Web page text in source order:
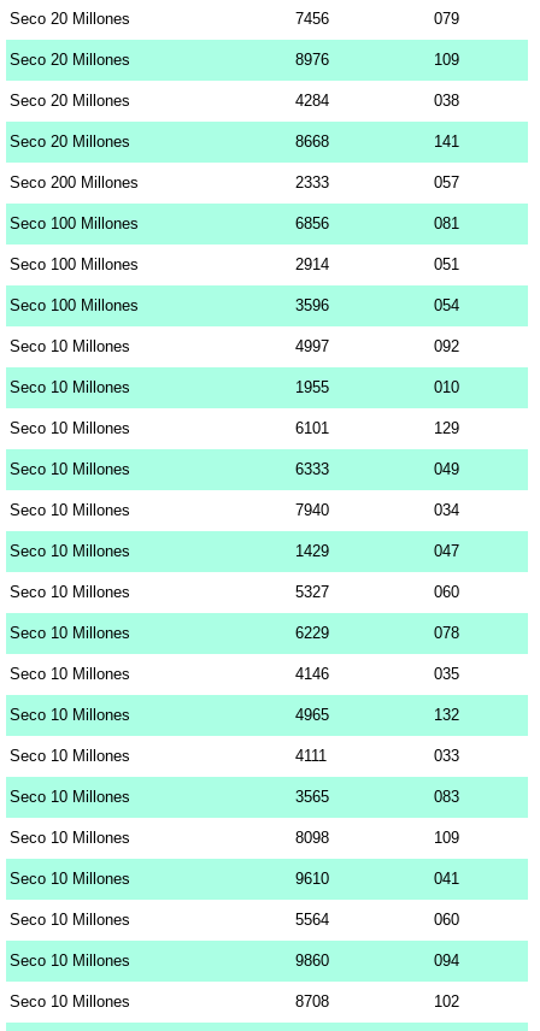
Seco 20 Millones 7456 079
Seco 20 Millones 8976 109
Seco 20 Millones 4284 038
Seco 20 Millones 8668 141
Seco 200 Millones 2333 057
Seco 100 Millones 6856 081
Seco 100 Millones 2914 051
Seco 100 Millones 3596 054
Seco 10 Millones 4997 092
Seco 10 Millones 1955 010
Seco 10 Millones 6101 129
Seco 10 Millones 6333 049
Seco 10 Millones 7940 034
Seco 10 Millones 1429 047
Seco 10 Millones 5327 060
Seco 10 Millones 6229 078
Seco 10 Millones 4146 035
Seco 10 Millones 4965 132
Seco 10 Millones 4111 033
Seco 10 Millones 3565 083
Seco 10 Millones 8098 109
Seco 10 Millones 9610 041
Seco 10 Millones 5564 060
Seco 10 Millones 9860 094
Seco 10 Millones 8708 102